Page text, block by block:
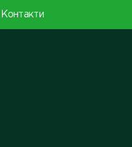
Контакти